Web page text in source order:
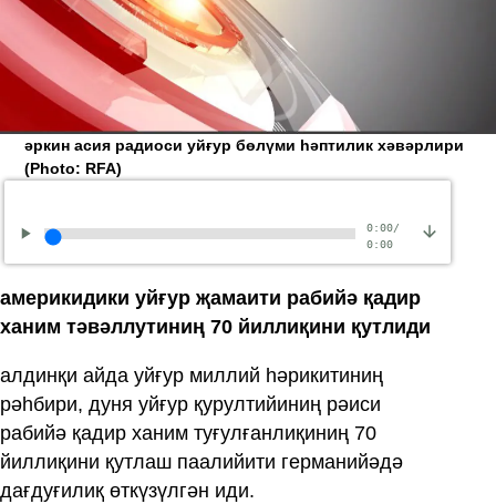
әркин асия радиоси уйғур бөлүми һәптилик хәвәрлири
(Photo: RFA)
0:00/
0:00
америкидики уйғур җамаити рабийә қадир
ханим тәвәллутиниң 70 йиллиқини қутлиди
алдинқи айда уйғур миллий һәрикитиниң
рәһбири, дуня уйғур қурултийиниң рәиси
рабийә қадир ханим туғулғанлиқиниң 70
йиллиқини қутлаш паалийити германийәдә
дағдуғилиқ өткүзүлгән иди.